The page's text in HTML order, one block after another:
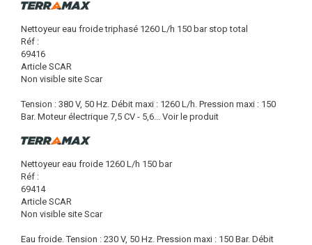
Nettoyeur eau froide triphasé 1260 L/h 150 bar stop total
Réf :
69416
Article SCAR
Non visible site Scar
Tension : 380 V, 50 Hz. Débit maxi : 1260 L/h. Pression maxi : 150
Bar. Moteur électrique 7,5 CV - 5,6... Voir le produit
Nettoyeur eau froide 1260 L/h 150 bar
Réf :
69414
Article SCAR
Non visible site Scar
Eau froide. Tension : 230 V, 50 Hz. Pression maxi : 150 Bar. Débit